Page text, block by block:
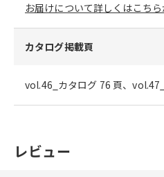
お届けについて詳しくはこち
カタログ掲載頁
vol.46_カタログ 76 頁、
レビュー